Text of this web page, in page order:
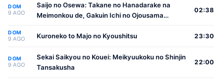
DOM
9 AGO
Saijo no Osewa: Takane no Hanadarake na
Meimonkou de, Gakuin Ichi no Ojousama
Osewa suru Koto ni Narimashita
02:38
DOM
9 AGO Kuroneko to Majo no Kyoushitsu 23:30
DOM
9 AGO
Sekai Saikyou no Kouei: Meikyuukoku no Shinjin
Tansakusha
22:00